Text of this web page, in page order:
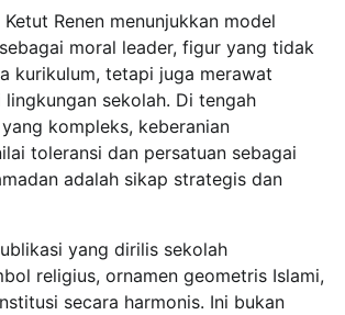
Renen menunjukkan model
moral leader, figur yang tidak
kurikulum, tetapi juga merawat
sekolah. Di tengah
kompleks, keberanian
toleransi dan persatuan sebagai
adalah sikap strategis dan
yang dirilis sekolah
religius, ornamen geometris Islami,
secara harmonis. Ini bukan